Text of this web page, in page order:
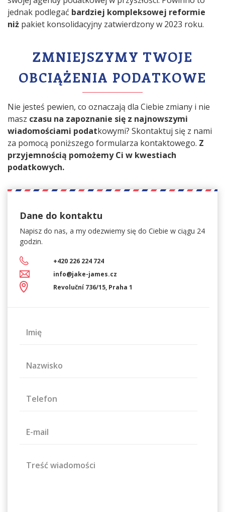
jednak podlegać bardziej kompleksowej reformie
niż pakiet konsolidacyjny zatwierdzony w 2023 roku.
ZMNIEJSZYMY TWOJE
OBCIĄŻENIA PODATKOWE
Nie jesteś pewien, co oznaczają dla Ciebie zmiany i nie
masz czasu na zapoznanie się z najnowszymi
wiadomościami podatkowymi? Skontaktuj się z nami
za pomocą poniższego formularza kontaktowego. Z
przyjemnością pomożemy Ci w kwestiach
podatkowych.
Dane do kontaktu
Napisz do nas, a my odezwiemy się do Ciebie w ciągu 24
godzin.
+420 226 224 724
info@jake-james.cz
Revoluční 736/15, Praha 1
Imię
Nazwisko
Telefon
E-mail
Treść wiadomości